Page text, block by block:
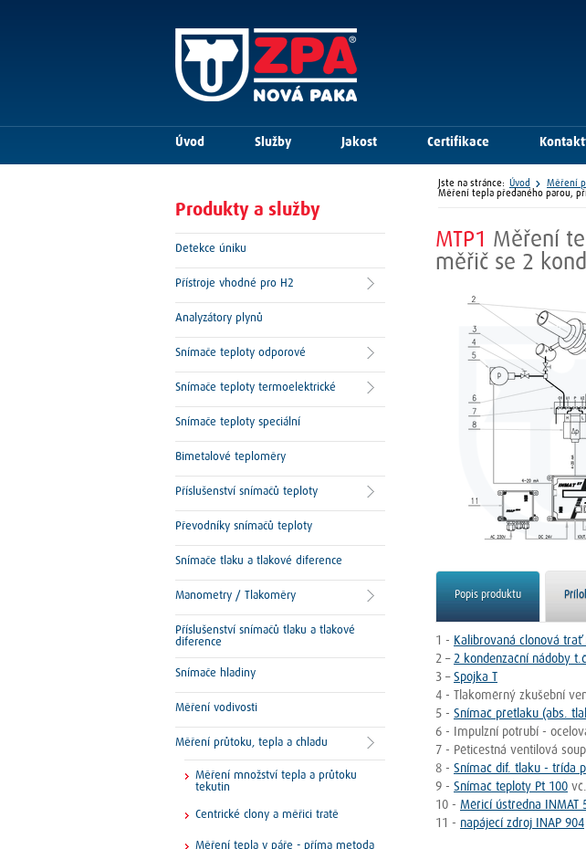
MTP1 Měření
měřič se 2
Popis produktu
1 - Kalibrovaná clonová trať
2 – 2 kondenzační nádoby
3 – Spojka T
4 - Tlakoměrný zkušební
5 - Snímač přetlaku (abs.
6 - Impulzní potrubí -
7 - Pěticestná ventilová
8 - Snímač dif. tlaku - třída
9 - Snímač teploty Pt 100 vč.
10 - Měřicí ústředna INMAT
11 - napájecí zdroj INAP 904
Produkty a služby
Detekce úniku
Přístroje vhodné pro H2
Analyzátory plynů
Snímače teploty odporové
Snímače teploty termoelektrické
Snímače teploty speciální
Bimetalové teploměry
Příslušenství snímačů teploty
Převodníky snímačů teploty
Snímače tlaku a tlakové diference
Manometry / Tlakoměry
Příslušenství snímačů tlaku a tlakové
diference
Snímače hladiny
Měření vodivosti
Měření průtoku, tepla a chladu
Měření množství tepla a průtoku
tekutin
Centrické clony a měřici tratě
Měření tepla v páře - příma metoda
Úvod Služby Jakost Certifikace
Jste na stránce: Úvod Měření
Měření tepla předaného parou,